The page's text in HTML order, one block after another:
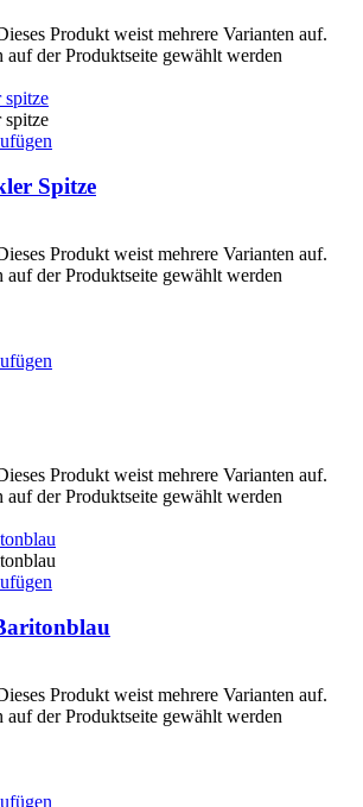
Produkt weist mehrere Varianten auf.
der Produktseite gewählt werden
Spitze
Produkt weist mehrere Varianten auf.
der Produktseite gewählt werden
Produkt weist mehrere Varianten auf.
der Produktseite gewählt werden
Produkt weist mehrere Varianten auf.
der Produktseite gewählt werden